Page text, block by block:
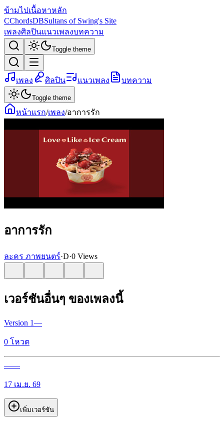
ข้ามไปเนื้อหาหลัก
CChordsDBSultans of Swing's Site
เพลงศิลปินแนวเพลงบทความ
Toggle theme
เพลง ศิลปิน แนวเพลง บทความ
Toggle theme
หน้าแรก/เพลง/อาการรัก
อาการรัก
ละคร ภาพยนตร์·D·0 Views
เวอร์ชันอื่นๆ ของเพลงนี้
Version 1—
0 โหวต
——
17 เม.ย. 69
เพิ่มเวอร์ชัน